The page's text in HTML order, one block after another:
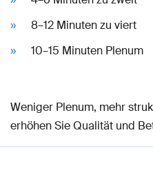
8–12 Minuten zu viert
10–15 Minuten Plenum
Weniger Plenum, mehr
erhöhen Sie Qualität und